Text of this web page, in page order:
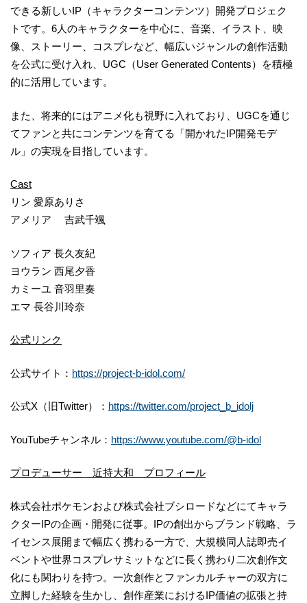
できる新しいIP（キャラクターコンテンツ）開発プロジェク
トです。6人のキャラクターを中心に、音楽、イラスト、映
像、ストーリー、コスプレなど、幅広いジャンルの創作活動
を公式に受け入れ、UGC（User Generated Contents）を積極
的に活用しています。
また、将来的にはアニメ化も視野に入れており、UGCを通じ
てファンと共にコンテンツを育てる「開かれたIP開発モデ
ル」の実現を目指しています。
Cast
リン 愛原ありさ
アメリア 吉武千颯
ソフィア ⻑久友紀
ヨウラン ⻄尾夕香
カミーユ 音羽里奏
エマ ⻑谷川玲奈
公式リンク
公式サイト： https://project-b-idol.com/
公式X（旧Twitter）： https://twitter.com/project_b_idolj
YouTubeチャンネル： https://www.youtube.com/@b-idol
プロデューサー 近持大和 プロフィール
株式会社ポケモンおよび株式会社ブシロードなどにてキャラ
クターIPの企画・開発に従事。IPの創出からブランド戦略、ラ
イセンス展開まで幅広く携わる一方で、大規模同人誌即売イ
ベントや世界コスプレサミットなどに長く携わり二次創作文
化にも関わりを持つ。一次創作とファンカルチャーの双方に
立脚した経験を生かし、創作産業におけるIP価値の拡張と持